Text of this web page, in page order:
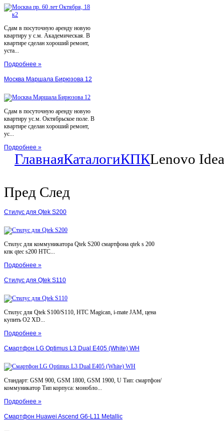
Сдам в посуточную аренду новую
квартиру у с.м. Академическая. В
квартире сделан хороший ремонт,
уста...
Подробнее »
Москва Маршала Бирюзова 12
Сдам в посуточную аренду новую
квартиру ус.м. Октябрьское поле. В
квартире сделан хороший ремонт,
ус...
Подробнее »
ГлавнаяКаталогиКПКLenovo
Пред След
Стилус для Qtek S200
Стилус для коммуникатора Qtek S200 смартфона qtek s 200
кпк qtec s200 HTC...
Подробнее »
Стилус для Qtek S110
Стилус для Qtek S100/S110, HTC Magican, i-mate JAM, цена
купить O2 XD...
Подробнее »
Смартфон LG Optimus L3 Dual E405 (White) WH
Стандарт: GSM 900, GSM 1800, GSM 1900, U Тип: смартфон/
коммуникатор Тип корпуса: монобло...
Подробнее »
Смартфон Huawei Ascend G6-L11 Metallic